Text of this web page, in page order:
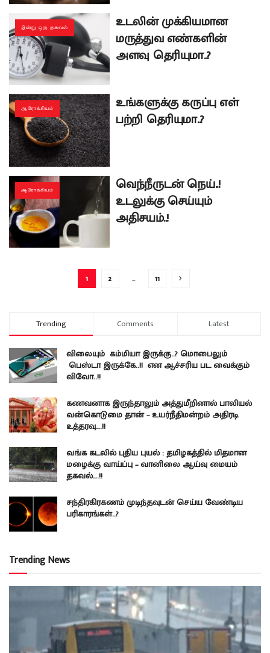
இன்று ஒரு தகவல்
உடலின் முக்கியமான
மருத்துவ எண்களின்
அளவு தெரியுமா..?
ஆரோக்கியம்
உங்களுக்கு கருப்பு எள்
பற்றி தெரியுமா..?
ஆரோக்கியம்
வெந்நீருடன் நெய்..!
உடலுக்கு செய்யும்
அதிசயம்..!
1 2 … 11
Trending Comments Latest
விலையும் கம்மியா இருக்கு..? மொபைலும்
பெஸ்டா இருக்கே..!! என ஆச்சரிய பட வைக்கும்
விவோ..!!
கணவனாக இருந்தாலும் அத்துமீறினால் பாலியல்
வன்கொடுமை தான் – உயர்நீதிமன்றம் அதிரடி
உத்தரவு….!!
வங்க கடலில் புதிய புயல் : தமிழகத்தில் மிதமான
மழைக்கு வாய்ப்பு – வானிலை ஆய்வு மையம்
தகவல்….!!
சந்திரகிரகணம் முடிந்தவுடன் செய்ய வேண்டிய
பரிகாரங்கள்..?
Trending News